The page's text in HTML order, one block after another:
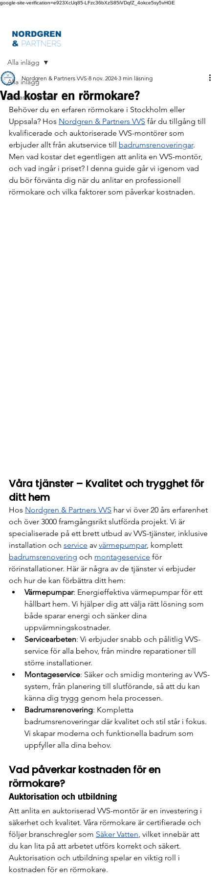
google-site-verification=e923XcUq85-LFzc36bXzS85iVDqfZ_4okce5sy5vHGE
Alla inlägg
Senaste nyheter
Alla inlägg
Vad kostar en rörmokare?
Nordgren & Partners VVS 8 nov. 2024 3 min läsning
Behöver du en erfaren rörmokare i Stockholm eller
Uppsala? Hos Nordgren & Partners VVS får du tillgång till
kvalificerade och auktoriserade VVS-montörer som
erbjuder allt från akutservice till badrumsrenoveringar.
Men vad kostar det egentligen att anlita en VVS-montör,
och vad ingår i priset? I denna guide går vi igenom vad
du bör förvänta dig när du anlitar en professionell
rörmokare och vilka faktorer som påverkar kostnaden.
Våra tjänster – Kvalitet och trygghet för
ditt hem
Hos Nordgren & Partners VVS har vi över 20 års erfarenhet
och över 3000 framgångsrikt slutförda projekt. Vi är
specialiserade på ett brett utbud av VVS-tjänster, inklusive
installation och service av värmepumpar, komplett
badrumsrenovering och montageservice för
rörinstallationer. Här är några av de tjänster vi erbjuder
och hur de kan förbättra ditt hem:
Värmepumpar: Energieffektiva värmepumpar för ett
hållbart hem. Vi hjälper dig att välja rätt lösning som
både sparar energi och sänker dina
uppvärmningskostnader.
Servicearbeten: Vi erbjuder snabb och pålitlig VVS-
service för alla behov, från mindre reparationer till
större installationer.
Montageservice: Säker och smidig montering av VVS-
system, från planering till slutförande, så att du kan
känna dig trygg genom hela processen.
Badrumsrenovering: Kompletta
badrumsrenoveringar där kvalitet och stil står i fokus.
Vi skapar moderna och funktionella badrum som
uppfyller alla dina behov.
Vad påverkar kostnaden för en
rörmokare?
Auktorisation och utbildning
Att anlita en auktoriserad VVS-montör är en investering i
säkerhet och kvalitet. Våra rörmokare är certifierade och
följer branschregler som Säker Vatten, vilket innebär att
du kan lita på att arbetet utförs korrekt och säkert.
Auktorisation och utbildning spelar en viktig roll i
kostnaden för en rörmokare.